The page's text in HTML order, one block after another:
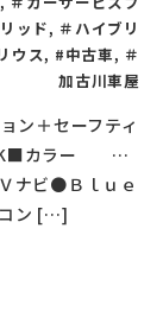
ッド, ＃ハイブリ
ウス, #中古車, ＃
加古川車屋
＋セーフティ
カラー …
ナビ●Ｂｌｕｅ
ン […]